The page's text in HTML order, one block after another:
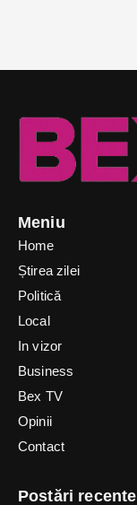
Meniu
Home
Știrea zilei
Politică
Local
In vizor
Business
Bex TV
Opinii
Contact
Postări recente